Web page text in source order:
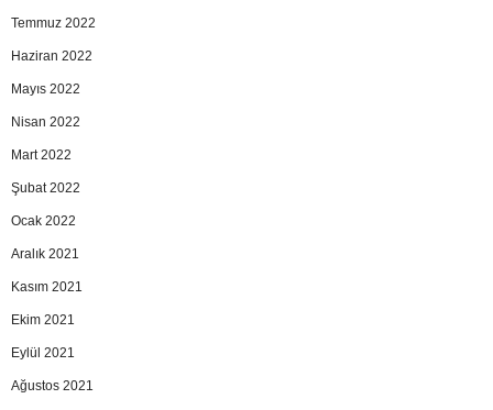
Temmuz 2022
Haziran 2022
Mayıs 2022
Nisan 2022
Mart 2022
Şubat 2022
Ocak 2022
Aralık 2021
Kasım 2021
Ekim 2021
Eylül 2021
Ağustos 2021